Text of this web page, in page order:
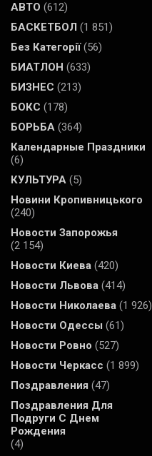
АВТО (612)
БАСКЕТБОЛ (1 851)
Без Категорії(56)
БИАТЛОН (633)
БИЗНЕС (213)
БОКС (178)
БОРЬБА (364)
Календарные Праздники
(6)
КУЛЬТУРА (5)
Новини Кропивницького
(240)
Новости Запорожья
(2 154)
Новости Киева (420)
Новости Львова (414)
Новости Николаева (1 926)
Новости Одессы (61)
Новости Ровно (527)
Новости Черкасс (1 899)
Поздравления (47)
Поздравления Для
Подруги С Днем
Рождения
(4)